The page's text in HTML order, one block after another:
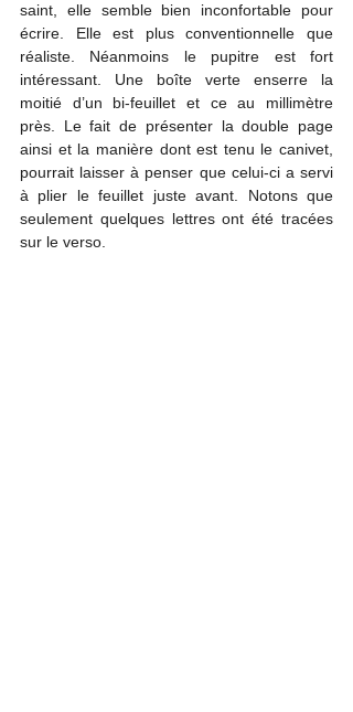
saint, elle semble bien inconfortable pour
écrire. Elle est plus conventionnelle que
réaliste. Néanmoins le pupitre est fort
intéressant. Une boîte verte enserre la
moitié d’un bi-feuillet et ce au millimètre
près. Le fait de présenter la double page
ainsi et la manière dont est tenu le canivet,
pourrait laisser à penser que celui-ci a servi
à plier le feuillet juste avant. Notons que
seulement quelques lettres ont été tracées
sur le verso.